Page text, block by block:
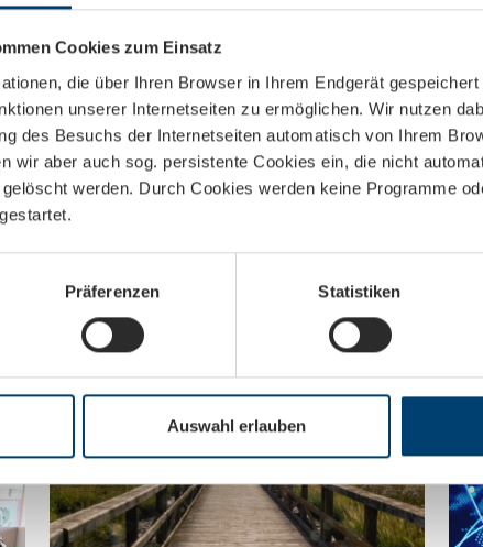
Cookies zum Einsatz
die über Ihren Browser in Ihrem Endgerät
unserer Internetseiten zu ermöglichen. Wir nutzen
des Besuchs der Internetseiten automatisch von Ihrem
wir aber auch sog. persistente Cookies ein, die nicht
werden. Durch Cookies werden keine Programme
Präferenzen Statistiken
Auswahl erlauben
Abschicken